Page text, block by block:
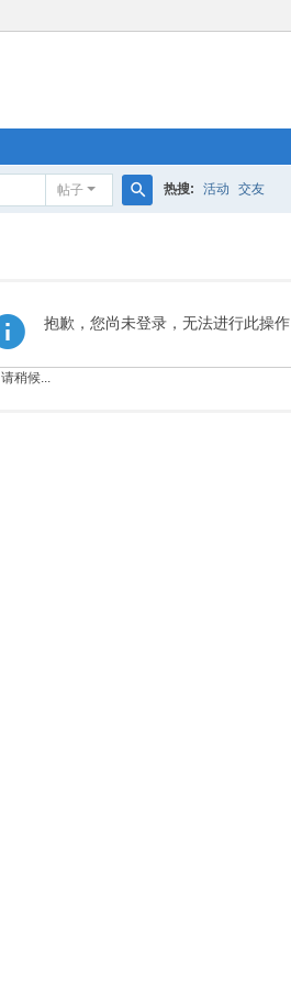
帖子 热搜: 活动 交友
抱歉，您尚未登录，无法进行此操作
请稍候...